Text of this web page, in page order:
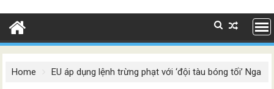
Home EU áp dụng lệnh trừng phạt với ‘đội tàu bóng tối’ Nga